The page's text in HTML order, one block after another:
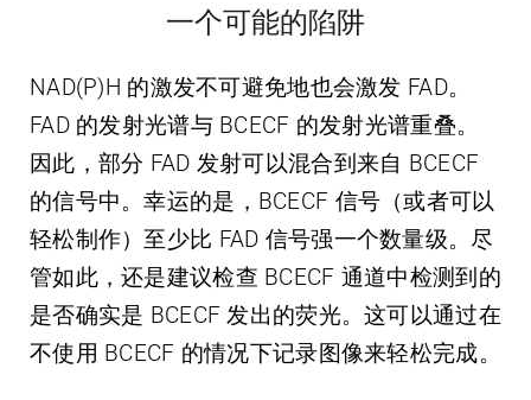
一个可能的陷阱
NAD(P)H 的激发不可避免地也会激发 FAD。
FAD 的发射光谱与 BCECF 的发射光谱重叠。
因此，部分 FAD 发射可以混合到来自 BCECF
的信号中。幸运的是，BCECF 信号（或者可以
轻松制作）至少比 FAD 信号强一个数量级。尽
管如此，还是建议检查 BCECF 通道中检测到的
是否确实是 BCECF 发出的荧光。这可以通过在
不使用 BCECF 的情况下记录图像来轻松完成。